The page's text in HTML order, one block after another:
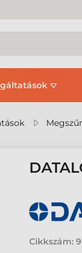
Cikkszám: